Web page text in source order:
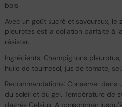
bois
Avec un goût sucré et savoureux, le
pleurotes est la collation parfaite à
résister.
Ingrédients: Champignons
huile de tournesol, jus de tomate,
Recommandations: Conserver dans
du soleil et du gel. Température de
degrés Celsius. A consommer